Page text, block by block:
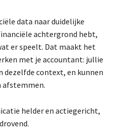
data naar duidelijke
achtergrond hebt,
er speelt. Dat maakt het
met je accountant: jullie
dezelfde context, en kunnen
helder en actiegericht,